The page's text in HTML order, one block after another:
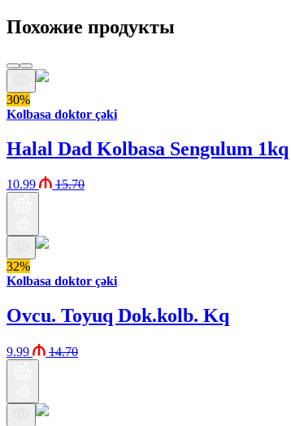
Похожие продукты
30%
Kolbasa doktor çəki
Halal Dad Kolbasa Sengulum 1kq
10.99 15.70
32%
Kolbasa doktor çəki
Ovcu. Toyuq Dok.kolb. Kq
9.99 14.70